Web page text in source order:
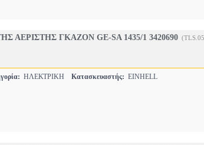
ΑΕΡΙΣΤΗΣ ΓΚΑΖΟΝ GE-SA 1435/1 3420690
ΗΛΕΚΤΡΙΚΗ Κατασκευαστής: EINHELL